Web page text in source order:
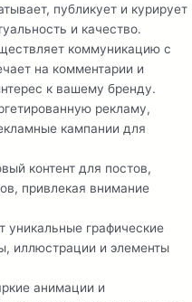
публикует и курирует
и качество.
коммуникацию с
на комментарии и
к вашему бренду.
рекламу,
кампании для
контент для постов,
привлекая внимание
уникальные графические
иллюстрации и элементы
анимации и